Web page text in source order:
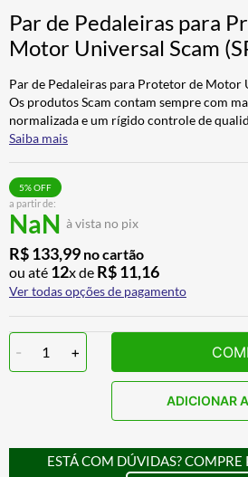
Par de Pedaleiras para
Motor Universal Scam
Par de Pedaleiras para Protetor de Motor
Os produtos Scam contam sempre com
normalizada e um rígido controle de
Saiba mais
a partir de:
NaN à vista no pix
5% OFF
R$133,99 no cartão
ou até 12x de R$11,16
Ver todas opções de pagamento
- 1 +
ADICIONAR
ESTÁ COM DÚVIDAS? COMPRE
5º LUVA
7º CALÇA
8º ALPINESTAR
9º AIROH
10º